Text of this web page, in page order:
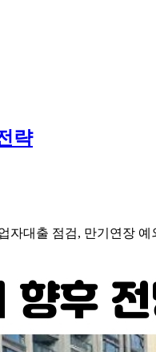
략
대출 점검, 만기연장